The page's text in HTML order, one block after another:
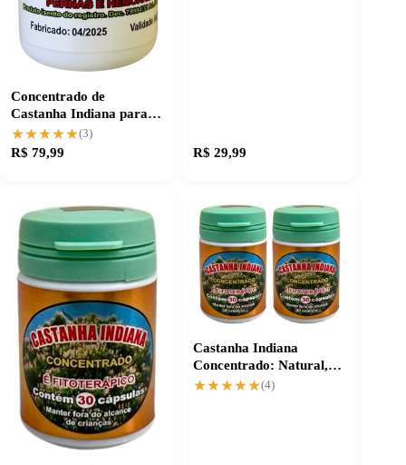
Concentrado de
Castanha Indiana para
Circulação Saudável
★★★★★
★★★★★(3)
R$ 79,99 R$ 29,99
Castanha Indiana
Concentrado: Natural,
Original e Potente
★★★★★
★★★★★(4)